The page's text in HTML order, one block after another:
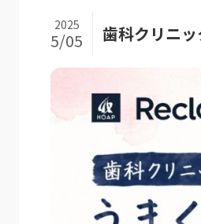
歯科クリニ
2025
5/05